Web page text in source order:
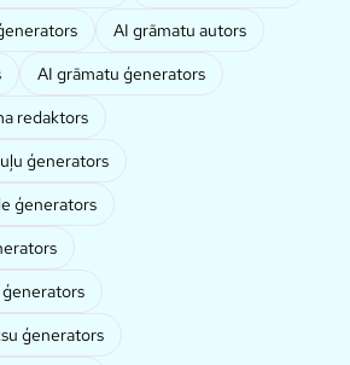
AI grāmatu autors
AI grāmatu ģenerators
redaktors
ģenerators
ģenerators
ģenerators
ģenerators